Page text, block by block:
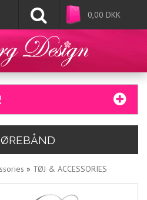
0,00 DKK
» TØJ & ACCESSORIES